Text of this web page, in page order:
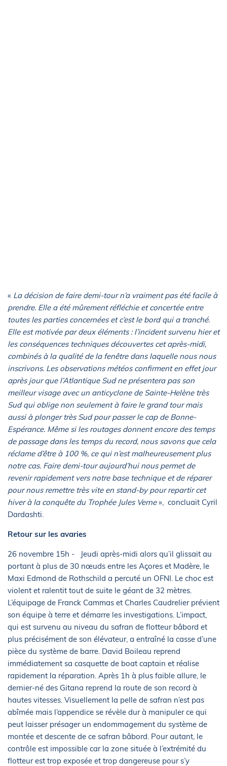
« La décision de faire demi-tour n’a vraiment pas été facile à
prendre. Elle a été mûrement réfléchie et concertée entre
toutes les parties concernées et c’est le bord qui a tranché.
Elle est motivée par deux éléments : l’incident survenu hier et
les conséquences techniques découvertes cet après-midi,
combinés à la qualité de la fenêtre dans laquelle nous nous
inscrivons. Les observations météos confirment en effet jour
après jour que l’Atlantique Sud ne présentera pas son
meilleur visage avec un anticyclone de Sainte-Helène très
Sud qui oblige non seulement à faire le grand tour mais
aussi à plonger très Sud pour passer le cap de Bonne-
Espérance. Même si les routages donnent encore des temps
de passage dans les temps du record, nous savons que cela
réclame d’être à 100 %, ce qui n’est malheureusement plus
notre cas. Faire demi-tour aujourd’hui nous permet de
revenir rapidement vers notre base technique et de réparer
pour nous remettre très vite en stand-by pour repartir cet
hiver à la conquête du Trophée Jules Verne», concluait Cyril
Dardashti.
Retour sur les avaries
26 novembre 15h -
Jeudi après-midi alors qu’il glissait au
portant à plus de 30 nœuds entre les Açores et Madère, le
Maxi Edmond de Rothschild a percuté un OFNI. Le choc est
violent et ralentit tout de suite le géant de 32 mètres.
L’équipage de Franck Cammas et Charles Caudrelier prévient
son équipe à terre et démarre les investigations. L’impact,
qui est survenu au niveau du safran de flotteur bâbord et
plus précisément de son élévateur, a entraîné la casse d’une
pièce du système de barre. David Boileau reprend
immédiatement sa casquette de boat captain et réalise
rapidement la réparation. Après 1h à plus faible allure, le
dernier-né des Gitana reprend la route de son record à
hautes vitesses. Visuellement la pelle de safran n’est pas
abîmée mais l’appendice se révèle dur à manipuler ce qui
peut laisser présager un endommagement du système de
montée et descente de ce safran bâbord. Pour autant, le
contrôle est impossible car la zone située à l’extrémité du
flotteur est trop exposée et trop dangereuse pour s’y